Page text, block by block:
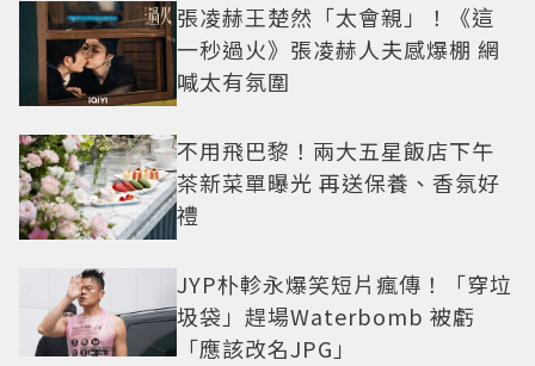
張凌赫王楚然「太會親」！《這
一秒過火》張凌赫人夫感爆棚 網
喊太有氛圍
不用飛巴黎！兩大五星飯店下午
茶新菜單曝光 再送保養、香氛好
禮
JYP朴軫永爆笑短片瘋傳！「穿垃
圾袋」趕場Waterbomb 被虧
「應該改名JPG」